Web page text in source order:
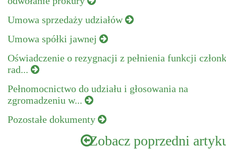
Umowa sprzedaży udziałów
Umowa spółki jawnej
Oświadczenie o rezygnacji z pełnienia funkcji
rad...
Pełnomocnictwo do udziału i głosowania na
zgromadzeniu w...
Pozostałe dokumenty
Zobacz poprzedni